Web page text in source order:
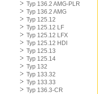
Typ 136.2 AMG-PLR
Typ 136.2 AMG
Typ 125.12
Typ 125.12 LF
Typ 125.12 LFX
Typ 125.12 HDI
Typ 125.13
Typ 125.14
Typ 132
Typ 133.32
Typ 133.33
Typ 136.3-CR